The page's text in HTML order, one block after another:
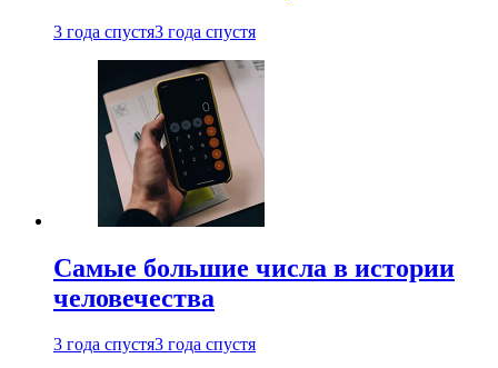
3 года спустя3 года спустя
Самые большие числа в истории
человечества
3 года спустя3 года спустя